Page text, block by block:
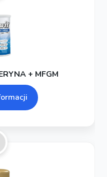
+ MFGM